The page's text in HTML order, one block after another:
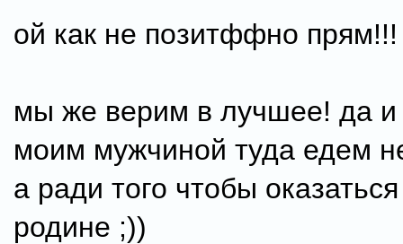
ой как не позитффно прям!!!
мы же верим в лучшее! да
моим мужчиной туда едем
а ради того чтобы
родине ;))